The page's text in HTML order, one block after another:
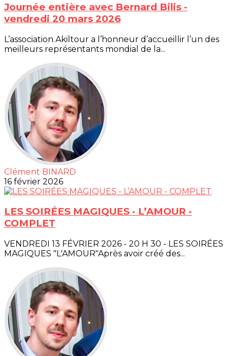
Journée entière avec Bernard Bilis -
vendredi 20 mars 2026
L’association Akiltour a l’honneur d’accueillir l’un des
meilleurs représentants mondial de la...
Clément BINARD
16 février 2026
LES SOIRÉES MAGIQUES - L’AMOUR -
COMPLET
VENDREDI 13 FÉVRIER 2026 - 20 H 30 - LES SOIRÉES
MAGIQUES "L'AMOUR"Après avoir créé des...